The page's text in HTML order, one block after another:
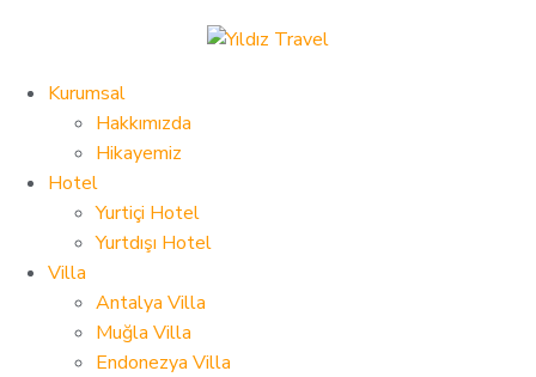
Kurumsal
Hakkımızda
Hikayemiz
Hotel
Yurtiçi Hotel
Yurtdışı Hotel
Villa
Antalya Villa
Muğla Villa
Endonezya Villa